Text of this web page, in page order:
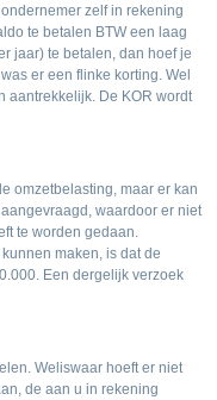
zelf in rekening
te betalen BTW een laag
jaar) te betalen, dan hoef je
er een flinke korting. Wel
aantrekkelijk. De KOR wordt
omzetbelasting, maar er kan
waardoor er niet
te worden gedaan.
maken, is dat de
Een dergelijk verzoek
Weliswaar hoeft er niet
de aan u in rekening